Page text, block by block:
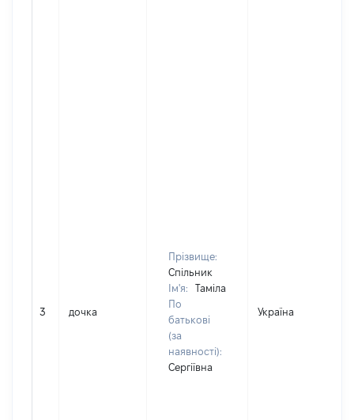
3 дочка
Прізвище:
Спільник
Ім'я:
Таміла
По
батькові
(за
наявності):
Сергіївна
Україна